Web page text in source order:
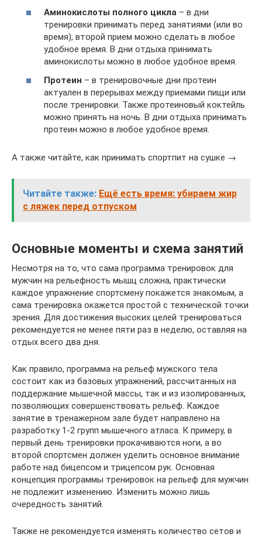
Аминокислоты полного цикла – в дни
тренировки принимать перед занятиями (или во
время), второй прием можно сделать в любое
удобное время. В дни отдыха принимать
аминокислоты можно в любое удобное время.
Протеин – в тренировочные дни протеин
актуален в перерывах между приемами пищи или
после тренировки. Также протеиновый коктейль
можно принять на ночь. В дни отдыха принимать
протеин можно в любое удобное время.
А также читайте, как принимать спортпит на сушке →
Читайте также: Ещё есть время: убираем жир
с ляжек перед отпуском
Основные моменты и схема занятий
Несмотря на то, что сама программа тренировок для
мужчин на рельефность мышц сложна, практически
каждое упражнение спортсмену покажется знакомым, а
сама тренировка окажется простой с технической точки
зрения. Для достижения высоких целей тренироваться
рекомендуется не менее пяти раз в неделю, оставляя на
отдых всего два дня.
Как правило, программа на рельеф мужского тела
состоит как из базовых упражнений, рассчитанных на
поддержание мышечной массы, так и из изолированных,
позволяющих совершенствовать рельеф. Каждое
занятие в тренажерном зале будет направлено на
разработку 1-2 групп мышечного атласа. К примеру, в
первый день тренировки прокачиваются ноги, а во
второй спортсмен должен уделить основное внимание
работе над бицепсом и трицепсом рук. Основная
концепция программы тренировок на рельеф для мужчин
не подлежит изменению. Изменить можно лишь
очередность занятий.
Также не рекомендуется изменять количество сетов и